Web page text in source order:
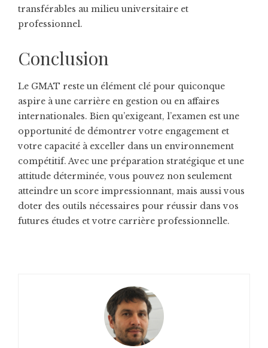
transférables au milieu universitaire et
professionnel.
Conclusion
Le GMAT reste un élément clé pour quiconque
aspire à une carrière en gestion ou en affaires
internationales. Bien qu’exigeant, l’examen est une
opportunité de démontrer votre engagement et
votre capacité à exceller dans un environnement
compétitif. Avec une préparation stratégique et une
attitude déterminée, vous pouvez non seulement
atteindre un score impressionnant, mais aussi vous
doter des outils nécessaires pour réussir dans vos
futures études et votre carrière professionnelle.